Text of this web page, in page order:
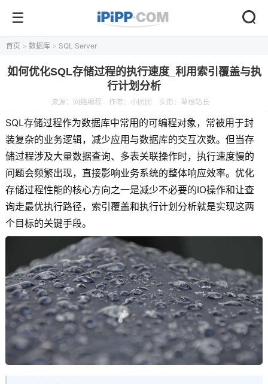
首页 > 数据库 > SQL Server
如何优化SQL存储过程的执行速度_利用索引覆盖与执
行计划分析
来源： 网络编程 作者：小团团 头衔：草根站长
SQL存储过程作为数据库中常用的可编程对象，常被用于封
装复杂的业务逻辑，减少应用与数据库的交互次数。但当存
储过程涉及大量数据查询、多表关联操作时，执行速度慢的
问题会频繁出现，直接影响业务系统的整体响应效率。优化
存储过程性能的核心方向之一是减少不必要的IO操作和让查
询走最优执行路径，索引覆盖和执行计划分析就是实现这两
个目标的关键手段。